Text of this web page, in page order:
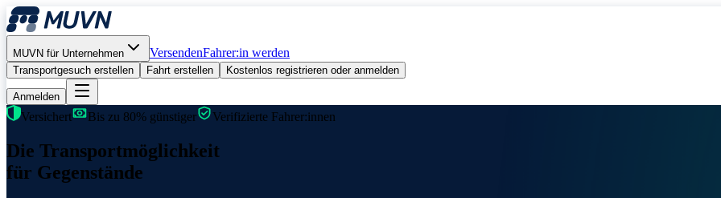
MUVN für Unternehmen VersendenFahrer:in werden
Transportgesuch erstellen Fahrt erstellen Kostenlos registrieren oder anmelden
Anmelden
Versichert Bis zu 80% günstiger Verifizierte Fahrer:innen
Die Transportmöglichkeit
für Gegenstände